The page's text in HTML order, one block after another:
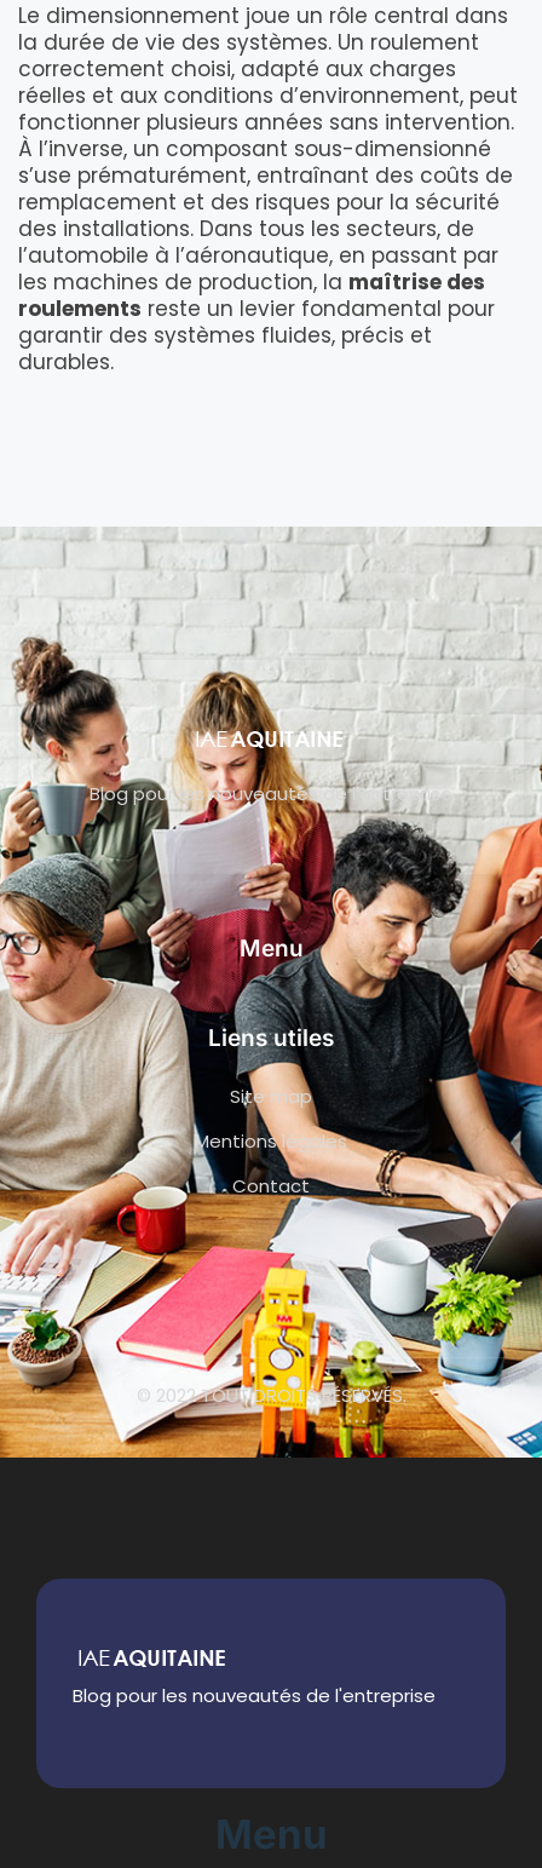
Le dimensionnement joue un rôle central dans
la durée de vie des systèmes. Un roulement
correctement choisi, adapté aux charges
réelles et aux conditions d’environnement, peut
fonctionner plusieurs années sans intervention.
À l’inverse, un composant sous-dimensionné
s’use prématurément, entraînant des coûts de
remplacement et des risques pour la sécurité
des installations. Dans tous les secteurs, de
l’automobile à l’aéronautique, en passant par
les machines de production, la maîtrise des
roulements reste un levier fondamental pour
garantir des systèmes fluides, précis et
durables.
Blog pour les nouveautés de l’entreprise
Menu
Liens utiles
Site map
Mentions légales
Contact
© 2022 TOUT DROITS RÉSERVÉS.
Blog pour les nouveautés de l'entreprise
Menu